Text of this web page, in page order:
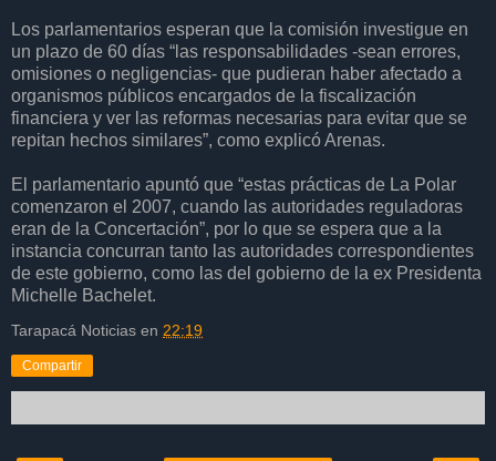
Los parlamentarios esperan que la comisión investigue en
un plazo de 60 días “las responsabilidades -sean errores,
omisiones o negligencias- que pudieran haber afectado a
organismos públicos encargados de la fiscalización
financiera y ver las reformas necesarias para evitar que se
repitan hechos similares”, como explicó Arenas.
El parlamentario apuntó que “estas prácticas de La Polar
comenzaron el 2007, cuando las autoridades reguladoras
eran de la Concertación”, por lo que se espera que a la
instancia concurran tanto las autoridades correspondientes
de este gobierno, como las del gobierno de la ex Presidenta
Michelle Bachelet.
Tarapacá Noticias en 22:19
Compartir